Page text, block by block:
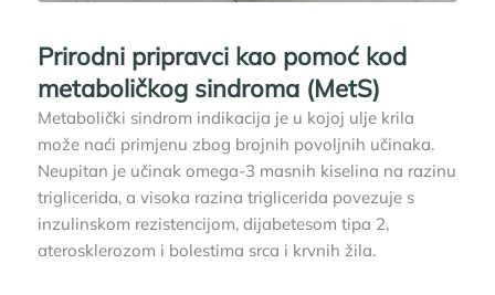
Prirodni pripravci kao pomoć kod
metaboličkog sindroma (MetS)
Metabolički sindrom indikacija je u kojoj ulje krila
može naći primjenu zbog brojnih povoljnih učinaka.
Neupitan je učinak omega-3 masnih kiselina na razinu
triglicerida, a visoka razina triglicerida povezuje s
inzulinskom rezistencijom, dijabetesom tipa 2,
aterosklerozom i bolestima srca i krvnih žila.